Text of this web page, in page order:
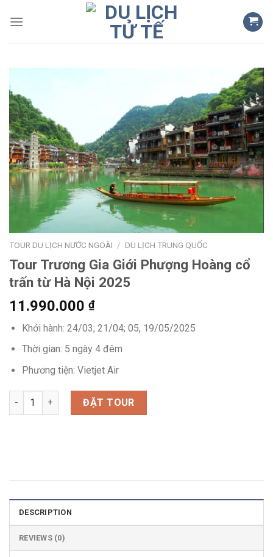
TOUR DU LỊCH NƯỚC NGOÀI / DU LỊCH TRUNG QUỐC
Tour Trương Gia Giới Phượng Hoàng cổ
trấn từ Hà Nội 2025
11.990.000 ₫
Khởi hành: 24/03; 21/04; 05, 19/05/2025
Thời gian: 5 ngày 4 đêm
Phương tiện: Vietjet Air
Tour Trương Gia Giới Phượng Hoàng cổ trấn từ Hà Nội 2025
ĐẶT TOUR
DESCRIPTION
REVIEWS (0)